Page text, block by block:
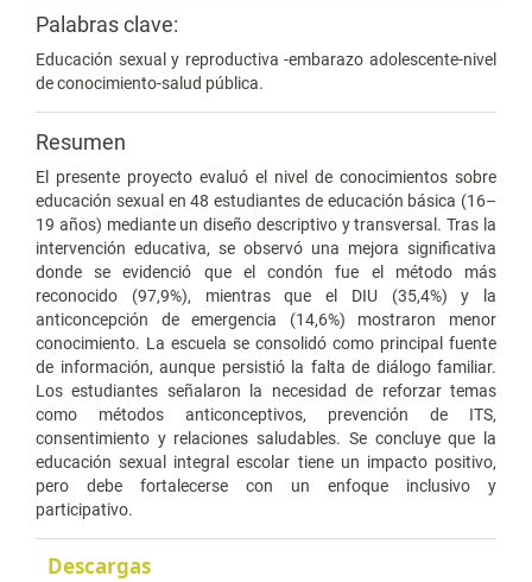
Palabras clave:
Educación sexual y reproductiva -embarazo adolescente-nivel
de conocimiento-salud pública.
Resumen
El presente proyecto evaluó el nivel de conocimientos sobre
educación sexual en 48 estudiantes de educación básica (16–
19 años) mediante un diseño descriptivo y transversal. Tras la
intervención educativa, se observó una mejora significativa
donde se evidenció que el condón fue el método más
reconocido (97,9%), mientras que el DIU (35,4%) y la
anticoncepción de emergencia (14,6%) mostraron menor
conocimiento. La escuela se consolidó como principal fuente
de información, aunque persistió la falta de diálogo familiar.
Los estudiantes señalaron la necesidad de reforzar temas
como métodos anticonceptivos, prevención de ITS,
consentimiento y relaciones saludables. Se concluye que la
educación sexual integral escolar tiene un impacto positivo,
pero debe fortalecerse con un enfoque inclusivo y
participativo.
Descargas